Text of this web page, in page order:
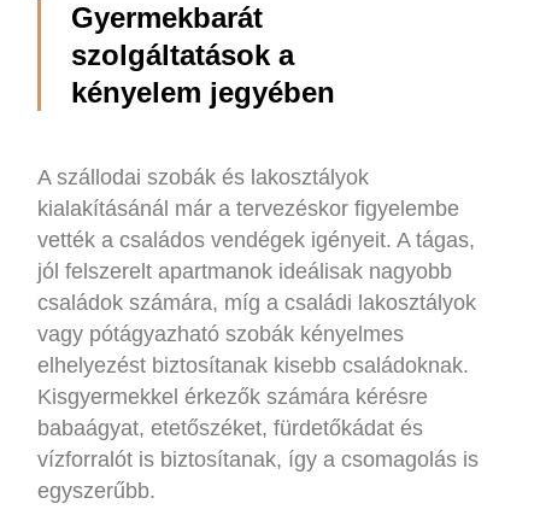
Gyermekbarát
szolgáltatások a
kényelem jegyében
A szállodai szobák és lakosztályok
kialakításánál már a tervezéskor figyelembe
vették a családos vendégek igényeit. A tágas,
jól felszerelt apartmanok ideálisak nagyobb
családok számára, míg a családi lakosztályok
vagy pótágyazható szobák kényelmes
elhelyezést biztosítanak kisebb családoknak.
Kisgyermekkel érkezők számára kérésre
babaágyat, etetőszéket, fürdetőkádat és
vízforralót is biztosítanak, így a csomagolás is
egyszerűbb.